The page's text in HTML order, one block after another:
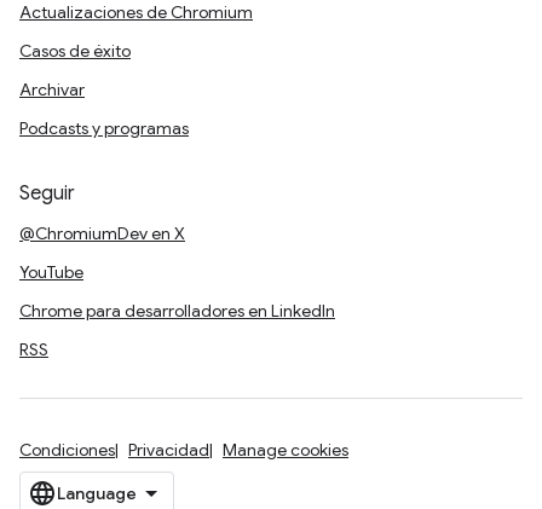
Actualizaciones de Chromium
Casos de éxito
Archivar
Podcasts y programas
Seguir
@ChromiumDev en X
YouTube
Chrome para desarrolladores en LinkedIn
RSS
Condiciones Privacidad Manage cookies